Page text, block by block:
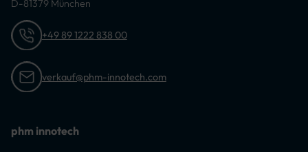
D-81379 München
+49 89 1222 838 00
verkauf@phm-innotech.com
phm innotech